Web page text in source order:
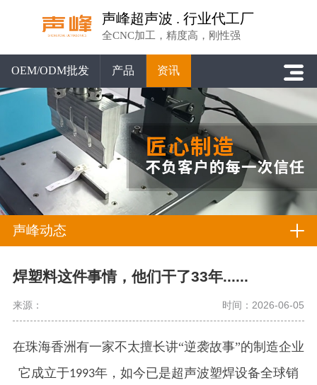
声峰超声波 . 行业代工厂
全CNC加工，精度高，刚性强
OEM/ODM批发 产品 资讯
声峰动态
焊塑料这件事情，他们干了33年......
来源： 时间：2026-06-05
在珠海香洲有一家不太擅长讲“逆袭故事”的制造企业
它成立于1993年，如今已是超声波塑焊设备全球销